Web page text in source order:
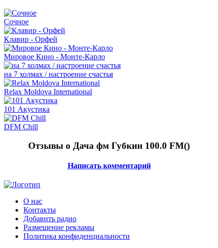
Сочное
Клавир - Орфей
Мировое Кино - Монте-Карло
на 7 холмах / настроение счастья
Relax Moldova International
101 Акустика
DFM Chill
Отзывы о Дача фм Губкин 100.0 FM()
Написать комментарий
О нас
Контакты
Добавить радио
Размещение рекламы
Политика конфиденциальности